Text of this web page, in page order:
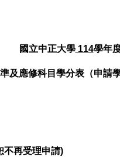
國立中正大學114學年
及應修科目學分表（申請
不再受理申請)